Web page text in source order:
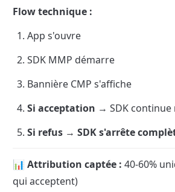
Flow technique :
App s'ouvre
SDK MMP démarre
Bannière CMP s'affiche
Si acceptation → SDK
Si refus → SDK s'arrête
📊 Attribution captée : 40-60%
qui acceptent)